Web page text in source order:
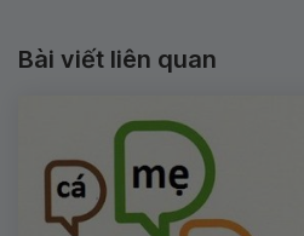
Bài viết liên quan